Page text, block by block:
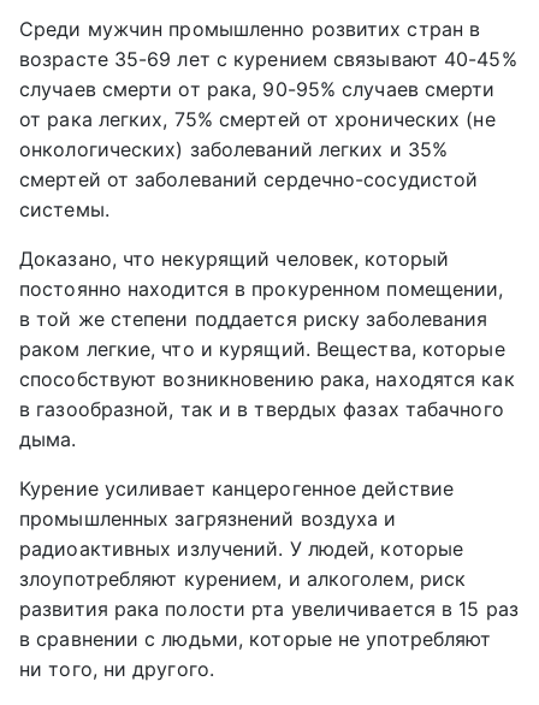
Среди мужчин промышленно розвитих стран в
возрасте 35-69 лет с курением связывают 40-45%
случаев смерти от рака, 90-95% случаев смерти
от рака легких, 75% смертей от хронических (не
онкологических) заболеваний легких и 35%
смертей от заболеваний сердечно-сосудистой
системы.
Доказано, что некурящий человек, который
постоянно находится в прокуренном помещении,
в той же степени поддается риску заболевания
раком легкие, что и курящий. Вещества, которые
способствуют возникновению рака, находятся как
в газообразной, так и в твердых фазах табачного
дыма.
Курение усиливает канцерогенное действие
промышленных загрязнений воздуха и
радиоактивных излучений. У людей, которые
злоупотребляют курением, и алкоголем, риск
развития рака полости рта увеличивается в 15 раз
в сравнении с людьми, которые не употребляют
ни того, ни другого.